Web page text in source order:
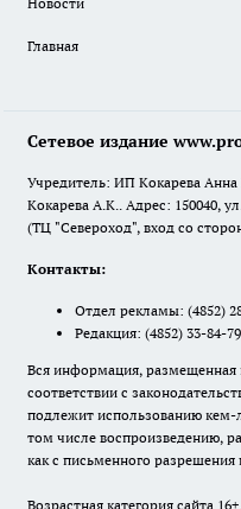
Главная
Сетевое издание
Учредитель: ИП Кокарева Анна
Кокарева А.К.. Адрес: 150040,
(ТЦ "Североход", вход со
Контакты:
Отдел рекламы: (4852)
Редакция: (4852) 33-84-79
Вся информация, размещенная
соответствии с
подлежит использованию
том числе воспроизведению,
как с письменного разрешения
Возрастная категория сайта